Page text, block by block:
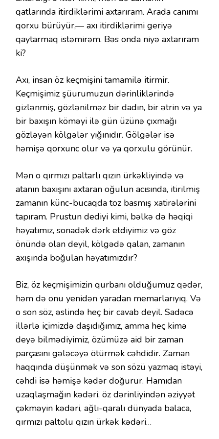
qatlarında itirdiklərimi axtarıram. Arada canımı
qorxu bürüyür,— axı itirdiklərimi geriyə
qaytarmaq istəmirəm. Bəs onda niyə axtarıram
ki?
Axı, insan öz keçmişini tamamilə itirmir.
Keçmişimiz şüurumuzun dərinliklərində
gizlənmiş, gözlənilməz bir dadın, bir ətrin və ya
bir baxışın köməyi ilə gün üzünə çıxmağı
gözləyən kölgələr yığınıdır. Gölgələr isə
həmişə qorxunc olur və ya qorxulu görünür.
Mən o qırmızı paltarlı qızın ürkəkliyində və
atanın baxışını axtaran oğulun acısında, itirilmiş
zamanın künc-bucaqda toz basmış xatirələrini
tapıram. Prustun dediyi kimi, bəlkə də həqiqi
həyatımız, sonadək dərk etdiyimiz və göz
önündə olan deyil, kölgədə qalan, zamanın
axışında boğulan həyatımızdır?
Biz, öz keçmişimizin qurbanı olduğumuz qədər,
həm də onu yenidən yaradan memarlarıyıq. Və
o son söz, əslində heç bir cavab deyil. Sadəcə
illərlə içimizdə daşıdığımız, amma heç kimə
deyə bilmədiyimiz, özümüzə aid bir zaman
parçasını gələcəyə ötürmək cəhdidir. Zaman
haqqında düşünmək və son sözü yazmaq istəyi,
cəhdi isə həmişə kədər doğurur. Hamıdan
uzaqlaşmağın kədəri, öz dərinliyindən əziyyət
çəkməyin kədəri, ağlı-qaralı dünyada balaca,
qırmızı paltolu qızın ürkək kədəri…